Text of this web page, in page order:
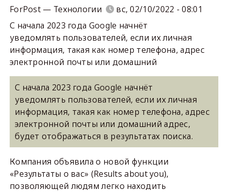
ForPost — Технологии
вс, 02/10/2022 - 08:01
С начала 2023 года Google начнёт
уведомлять пользователей, если их личная
информация, такая как номер телефона, адрес
электронной почты или домашний
С начала 2023 года Google начнёт
уведомлять пользователей, если их личная
информация, такая как номер телефона, адрес
электронной почты или домашний адрес,
будет отображаться в результатах поиска.
Компания объявила о новой функции
«Результаты о вас» (Results about you),
позволяющей людям легко находить